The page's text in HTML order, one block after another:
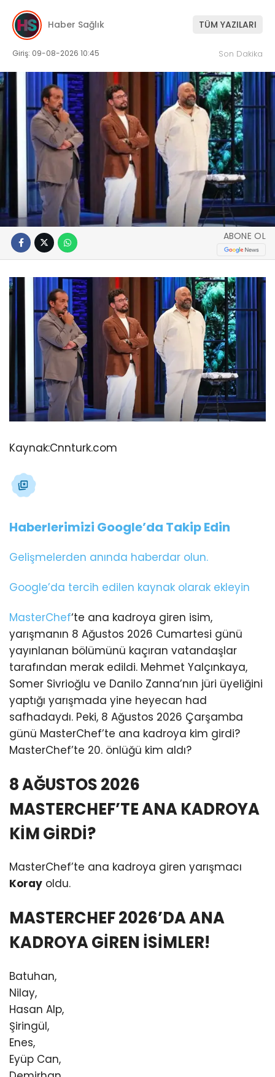
Haber Sağlık TÜM YAZILARI
Giriş: 09-08-2026 10:45 Son Dakika
ABONE OL
Kaynak:Cnnturk.com
Haberlerimizi Google’da Takip Edin
Gelişmelerden anında haberdar olun.
Google’da tercih edilen kaynak olarak ekleyin
MasterChef‘te ana kadroya giren isim,
yarışmanın 8 Ağustos 2026 Cumartesi günü
yayınlanan bölümünü kaçıran vatandaşlar
tarafından merak edildi. Mehmet Yalçınkaya,
Somer Sivrioğlu ve Danilo Zanna’nın jüri üyeliğini
yaptığı yarışmada yine heyecan had
safhadaydı. Peki, 8 Ağustos 2026 Çarşamba
günü MasterChef’te ana kadroya kim girdi?
MasterChef’te 20. önlüğü kim aldı?
8 AĞUSTOS 2026
MASTERCHEF’TE ANA KADROYA
KİM GİRDİ?
MasterChef’te ana kadroya giren yarışmacı
Koray oldu.
MASTERCHEF 2026’DA ANA
KADROYA GİREN İSİMLER!
Batuhan,
Nilay,
Hasan Alp,
Şiringül,
Enes,
Eyüp Can,